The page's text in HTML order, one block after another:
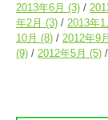
2013年6月 (3)
年2月 (3) 2013年1
10月 (8) 2012年9月
(9)
2012年5月 (5)